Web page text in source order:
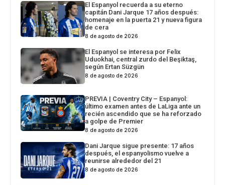
El Espanyol recuerda a su eterno
capitán Dani Jarque 17 años después:
homenaje en la puerta 21 y nueva figura
de cera
8 de agosto de 2026
El Espanyol se interesa por Felix
Uduokhai, central zurdo del Beşiktaş,
según Ertan Süzgün
8 de agosto de 2026
PREVIA | Coventry City – Espanyol:
último examen antes de LaLiga ante un
recién ascendido que se ha reforzado
a golpe de Premier
8 de agosto de 2026
Dani Jarque sigue presente: 17 años
después, el espanyolismo vuelve a
reunirse alrededor del 21
8 de agosto de 2026